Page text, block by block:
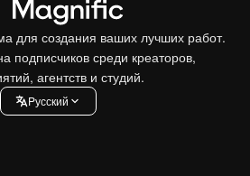
для создания ваших лучших работ.
подписчиков среди креаторов,
агентств и студий.
Pусский